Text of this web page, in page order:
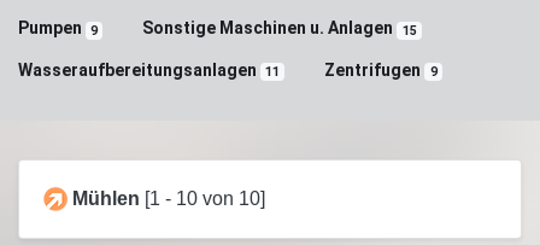
Pumpen 9 Sonstige Maschinen u. Anlagen 15
Wasseraufbereitungsanlagen 11 Zentrifugen 9
Mühlen [1 - 10 von 10]